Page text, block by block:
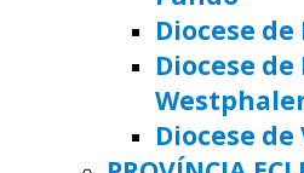
Diocese
Diocese
Diocese